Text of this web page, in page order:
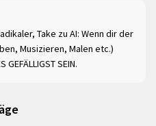
Take zu AI: Wenn dir der
Musizieren, Malen etc.)
SEIN.